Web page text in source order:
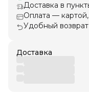
Доставка в
Оплата —
Удобный возврат
Доставка